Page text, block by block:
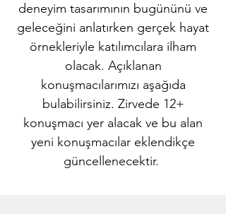
deneyim tasarımının bugününü ve
geleceğini anlatırken gerçek hayat
örnekleriyle katılımcılara ilham
olacak. Açıklanan
konuşmacılarımızı aşağıda
bulabilirsiniz. Zirvede 12+
konuşmacı yer alacak ve bu alan
yeni konuşmacılar eklendikçe
güncellenecektir.